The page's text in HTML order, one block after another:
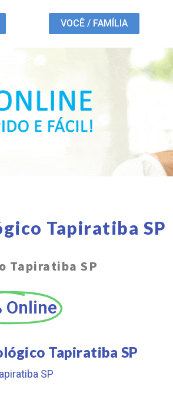
VOCÊ / FAMÍLIA
Tapiratiba SP
Tapiratiba SP
Online
Tapiratiba SP
SP